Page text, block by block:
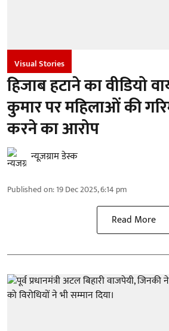
Visual Stories
हिजाब हटाने का वीडियो
कुमार पर महिलाओं की
करने का आरोप
न्यूज़ग्राम डेस्क
Published on:19 Dec 2025, 6:14 pm
Read More